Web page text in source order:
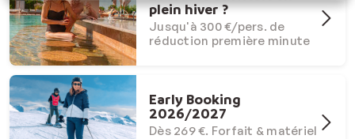
plein hiver ?
Jusqu'à 300 €/pers. de
réduction première minute
Early Booking
2026/2027
Dès 269 €. Forfait & matériel